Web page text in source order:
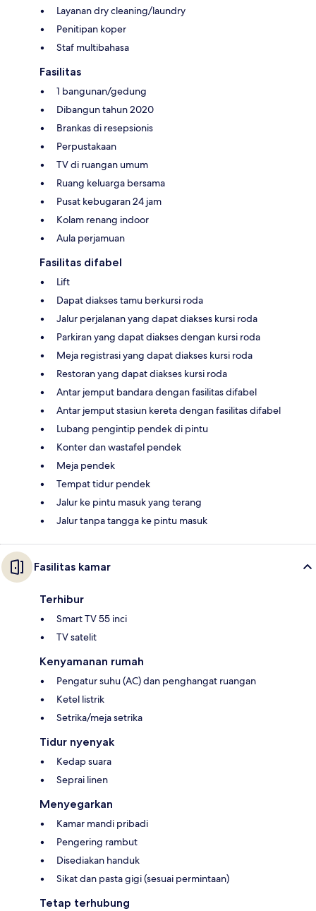
Layanan dry cleaning/laundry
Penitipan koper
Staf multibahasa
Fasilitas
1 bangunan/gedung
Dibangun tahun 2020
Brankas di resepsionis
Perpustakaan
TV di ruangan umum
Ruang keluarga bersama
Pusat kebugaran 24 jam
Kolam renang indoor
Aula perjamuan
Fasilitas difabel
Lift
Dapat diakses tamu berkursi roda
Jalur perjalanan yang dapat diakses kursi roda
Parkiran yang dapat diakses dengan kursi roda
Meja registrasi yang dapat diakses kursi roda
Restoran yang dapat diakses kursi roda
Antar jemput bandara dengan fasilitas difabel
Antar jemput stasiun kereta dengan fasilitas difabel
Lubang pengintip pendek di pintu
Konter dan wastafel pendek
Meja pendek
Tempat tidur pendek
Jalur ke pintu masuk yang terang
Jalur tanpa tangga ke pintu masuk
Fasilitas kamar
Terhibur
Smart TV 55 inci
TV satelit
Kenyamanan rumah
Pengatur suhu (AC) dan penghangat ruangan
Ketel listrik
Setrika/meja setrika
Tidur nyenyak
Kedap suara
Seprai linen
Menyegarkan
Kamar mandi pribadi
Pengering rambut
Disediakan handuk
Sikat dan pasta gigi (sesuai permintaan)
Tetap terhubung